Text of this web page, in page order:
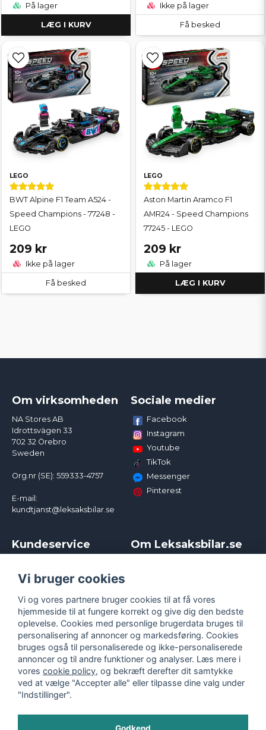
På lager
LÆG I KURV
Ikke på lager
Få besked
LEGO
BWT Alpine F1 Team A524 -
Speed Champions - 77248 -
LEGO
209 kr
Ikke på lager
Få besked
LEGO
Aston Martin Aramco F1
AMR24 - Speed Champions
77245 - LEGO
209 kr
På lager
LÆG I KURV
Om virksomheden
NA Stores AB
Idrottsvägen 33
702 32 Örebro
Sweden
Org.nr (SE): 559333-4757
E-mail:
kundtjanst@leksaksbilar.se
Sociale medier
Facebook
Instagram
Youtube
TikTok
Messenger
Pinterest
Kundeservice
Kampagner og rabatter
Reklamation
Policy chase cars
Returnera
Logga in
Om Leksaksbilar.se
Handelsbetingelser
Persondatapolitik
Cookies
Vi bruger cookies
Vi og vores partnere bruger cookies til at få vores
hjemmeside til at fungere korrekt og give dig den bedste
oplevelse. Cookies med personlige brugerdata bruges til
personalisering af annoncer og markedsføring. Cookies
bruges også til personaliserede og ikke-personaliserede
annoncer og til andre funktioner og analyser. Læs mere i
vores cookie policy, og bekræft derefter dit samtykke
ved at vælge "Accepter alle" eller tilpasse dine valg under
"Indstillinger".
Godkend